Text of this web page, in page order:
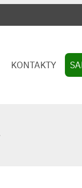
KONTAKTY